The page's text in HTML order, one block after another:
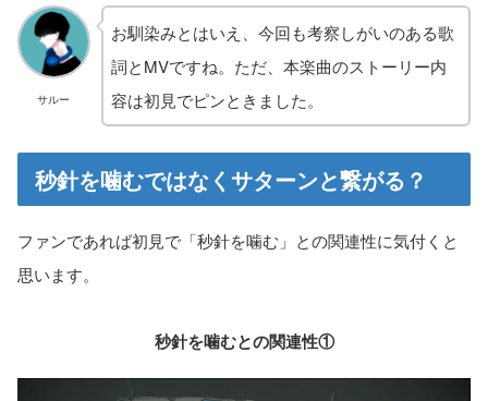
サルー
お馴染みとはいえ、今回も考察しがいのある歌
詞とMVですね。ただ、本楽曲のストーリー内
容は初見でピンときました。
秒針を噛むではなくサターンと繋がる？
ファンであれば初見で「秒針を噛む」との関連性に気付くと
思います。
秒針を噛むとの関連性①